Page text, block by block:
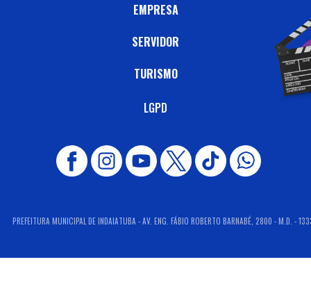
EMPRESA
SERVIDOR
TURISMO
LGPD
PREFEITURA MUNICIPAL DE INDAIATUBA - AV. ENG. FÁBIO ROBERTO BARNABÉ, 2800 - M.D. -